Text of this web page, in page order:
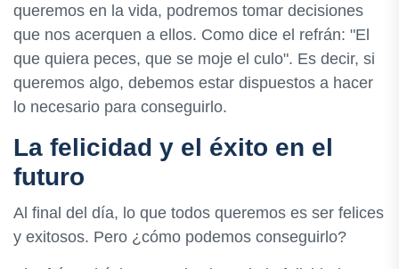
queremos en la vida, podremos tomar decisiones
que nos acerquen a ellos. Como dice el refrán: "El
que quiera peces, que se moje el culo". Es decir, si
queremos algo, debemos estar dispuestos a hacer
lo necesario para conseguirlo.
La felicidad y el éxito en el
futuro
Al final del día, lo que todos queremos es ser felices
y exitosos. Pero ¿cómo podemos conseguirlo?